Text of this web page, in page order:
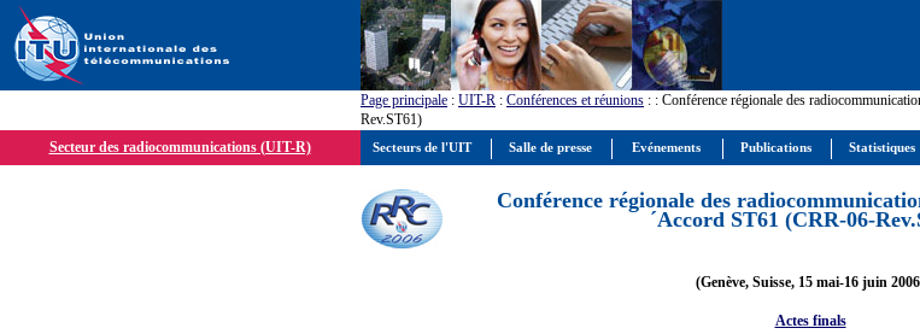
Page principale : UIT-R : Conférences et réunions : : Conférence régionale des
Rev.ST61)
Secteur des radiocommunications (UIT-R)
Conférence régionale des
´Accord ST61 (CRR-06-
(Genève, Suisse, 15 mai-16 juin
Actes finals
Secteurs de l'UIT Salle de presse Evénements Publications Statistiques